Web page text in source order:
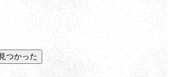
つかった